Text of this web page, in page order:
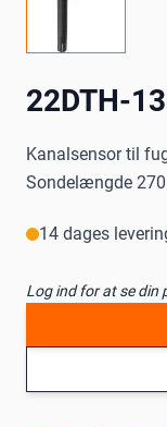
22DTH-
Kanalsensor til
Sondelængde
14 dages
Log ind for at se din